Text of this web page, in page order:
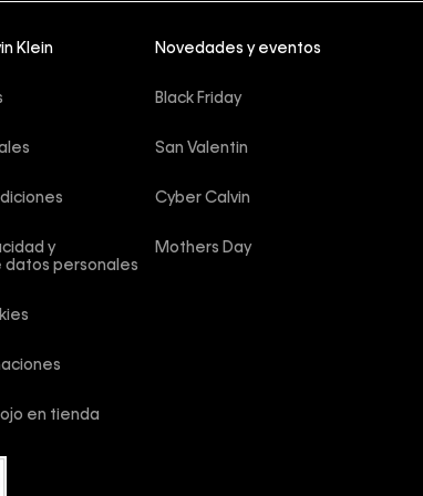
Klein
y
personales
en tienda
Novedades y eventos
Black Friday
San Valentin
Cyber Calvin
Mothers Day